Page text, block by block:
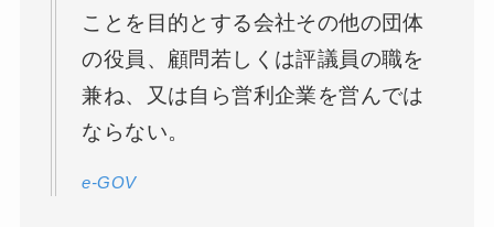
ことを目的とする会社その他の団体
の役員、顧問若しくは評議員の職を
兼ね、又は自ら営利企業を営んでは
ならない。
e-GOV